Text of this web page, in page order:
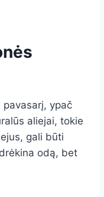
ypač
aliejai, tokie
gali būti
odą, bet